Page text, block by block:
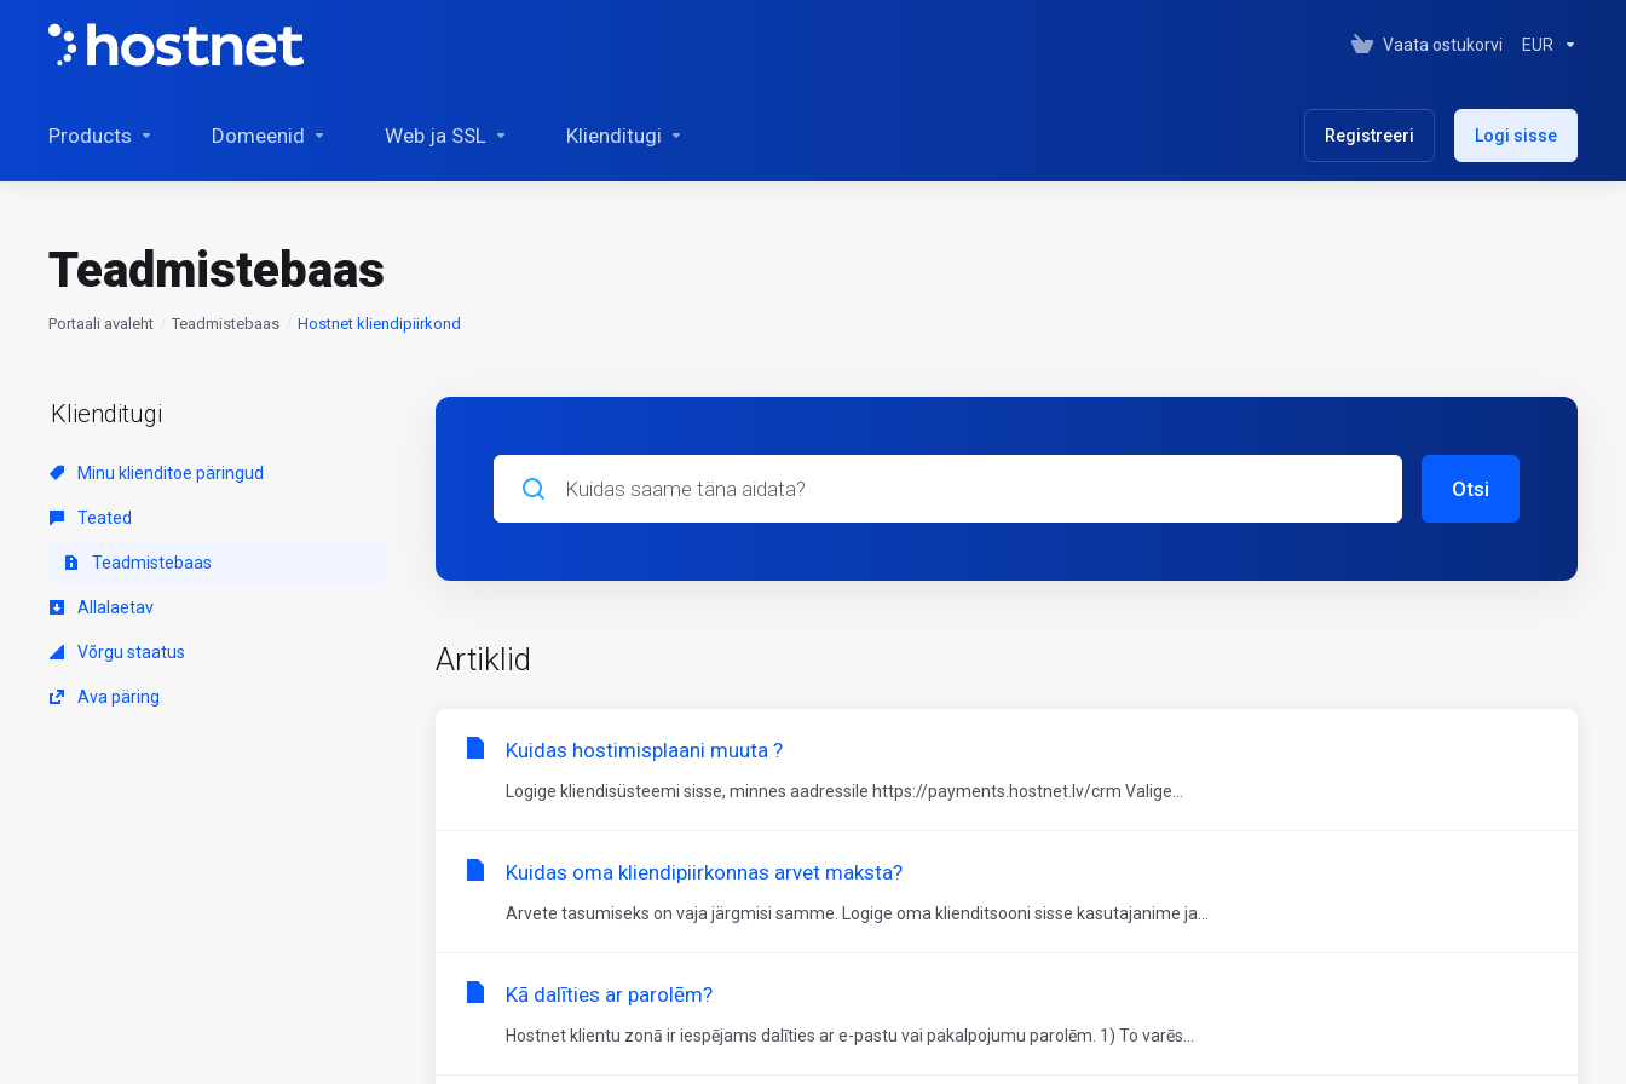
Vaata ostukorvi EUR
Products Domeenid Web ja SSL Klienditugi Registreeri Logi sisse
Teadmistebaas
Portaali avaleht Teadmistebaas Hostnet kliendipiirkond
Klienditugi
Minu klienditoe päringud
Teated
Teadmistebaas
Allalaetav
Võrgu staatus
Ava päring
Otsi
Artiklid
Kuidas hostimisplaani muuta ?
Logige kliendisüsteemi sisse, minnes aadressile https://payments.hostnet.lv/crm Valige...
Kuidas oma kliendipiirkonnas arvet maksta?
Arvete tasumiseks on vaja järgmisi samme. Logige oma klienditsooni sisse kasutajanime ja...
Kā dalīties ar parolēm?
Hostnet klientu zonā ir iespējams dalīties ar e-pastu vai pakalpojumu parolēm. 1) To varēs...